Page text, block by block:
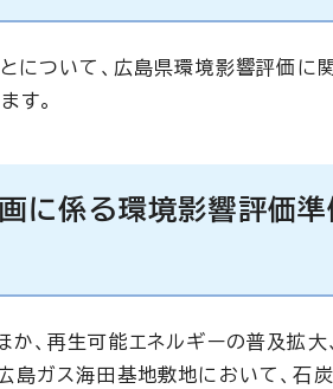
について、広島県環境影響評価に
す。
に係る環境影響評価
、再生可能エネルギーの普及拡
島ガス海田基地敷地において、石